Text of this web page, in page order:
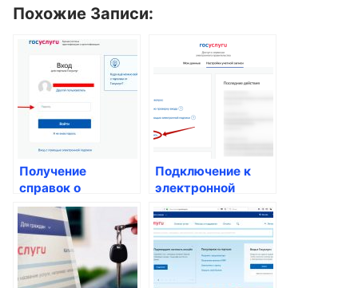
Похожие Записи:
Получение
справок о
болезнях
Подключение к
электронной
медицинской
карте